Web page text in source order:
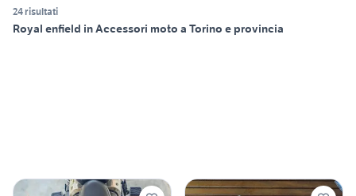
24 risultati
Royal enfield in Accessori moto a Torino e provincia